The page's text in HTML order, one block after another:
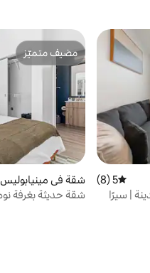
متوسط التقييم 5 من 5، 8 مراجعات
5 (8)
| سيرًا
مضيف متميّز
مضيف متميّز
شقة في مينيابوليس
شقة حديثة بغرفة